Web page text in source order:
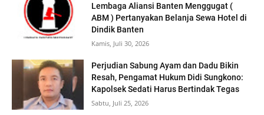
Lembaga Aliansi Banten Menggugat (
ABM ) Pertanyakan Belanja Sewa Hotel di
Dindik Banten
Kamis, Juli 30, 2026
Perjudian Sabung Ayam dan Dadu Bikin
Resah, Pengamat Hukum Didi Sungkono:
Kapolsek Sedati Harus Bertindak Tegas
Sabtu, Juli 25, 2026